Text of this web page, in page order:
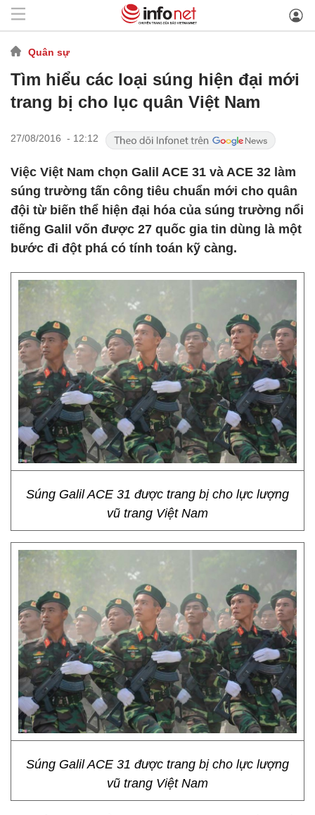
Quân sự
Tìm hiểu các loại súng hiện đại mới
trang bị cho lục quân Việt Nam
27/08/2016 - 12:12
Việc Việt Nam chọn Galil ACE 31 và ACE 32 làm
súng trường tấn công tiêu chuẩn mới cho quân
đội từ biến thể hiện đại hóa của súng trường nổi
tiếng Galil vốn được 27 quốc gia tin dùng là một
bước đi đột phá có tính toán kỹ càng.
Súng Galil ACE 31 được trang bị cho lực lượng
vũ trang Việt Nam
Súng Galil ACE 31 được trang bị cho lực lượng
vũ trang Việt Nam